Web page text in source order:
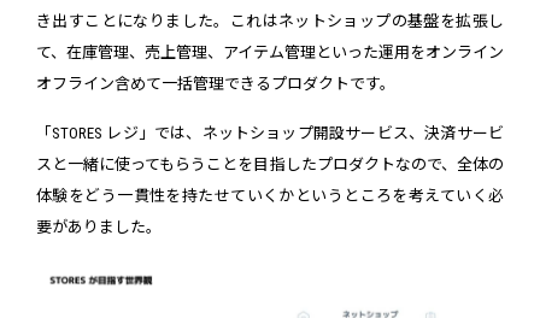
き出すことになりました。これはネットショップの基盤を拡張し
て、在庫管理、売上管理、アイテム管理といった運用をオンライン
オフライン含めて一括管理できるプロダクトです。
「STORES レジ」では、ネットショップ開設サービス、決済サービ
スと一緒に使ってもらうことを目指したプロダクトなので、全体の
体験をどう一貫性を持たせていくかというところを考えていく必
要がありました。